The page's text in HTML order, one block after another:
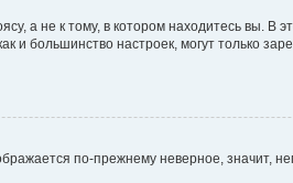
а не к тому, в котором находитесь вы. В
и большинство настроек, могут только
по-прежнему неверное, значит,